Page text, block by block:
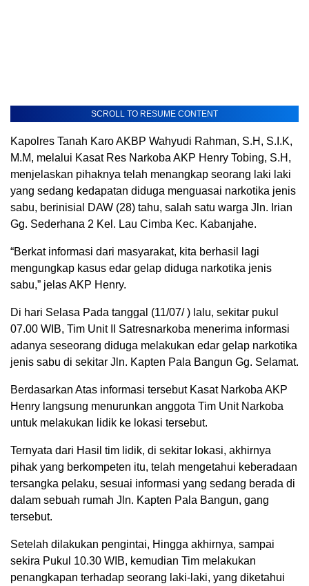
SCROLL TO RESUME CONTENT
Kapolres Tanah Karo AKBP Wahyudi Rahman, S.H, S.I.K,
M.M, melalui Kasat Res Narkoba AKP Henry Tobing, S.H,
menjelaskan pihaknya telah menangkap seorang laki laki
yang sedang kedapatan diduga menguasai narkotika jenis
sabu, berinisial DAW (28) tahu, salah satu warga Jln. Irian
Gg. Sederhana 2 Kel. Lau Cimba Kec. Kabanjahe.
“Berkat informasi dari masyarakat, kita berhasil lagi
mengungkap kasus edar gelap diduga narkotika jenis
sabu,” jelas AKP Henry.
Di hari Selasa Pada tanggal (11/07/ ) lalu, sekitar pukul
07.00 WIB, Tim Unit II Satresnarkoba menerima informasi
adanya seseorang diduga melakukan edar gelap narkotika
jenis sabu di sekitar Jln. Kapten Pala Bangun Gg. Selamat.
Berdasarkan Atas informasi tersebut Kasat Narkoba AKP
Henry langsung menurunkan anggota Tim Unit Narkoba
untuk melakukan lidik ke lokasi tersebut.
Ternyata dari Hasil tim lidik, di sekitar lokasi, akhirnya
pihak yang berkompeten itu, telah mengetahui keberadaan
tersangka pelaku, sesuai informasi yang sedang berada di
dalam sebuah rumah Jln. Kapten Pala Bangun, gang
tersebut.
Setelah dilakukan pengintai, Hingga akhirnya, sampai
sekira Pukul 10.30 WIB, kemudian Tim melakukan
penangkapan terhadap seorang laki-laki, yang diketahui